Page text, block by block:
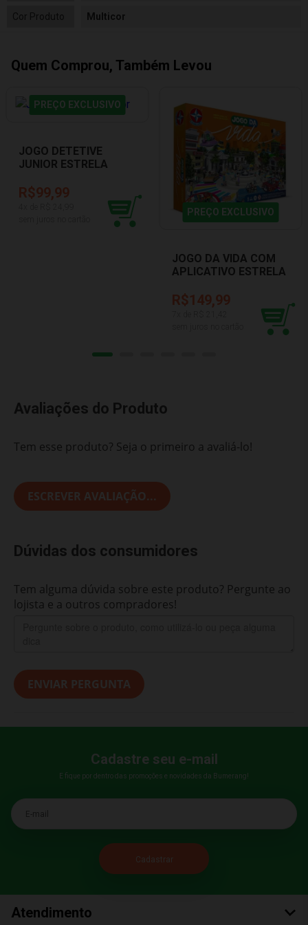
Cor Produto Multicor
Quem Comprou, Também Levou
PREÇO EXCLUSIVO
JOGO DETETIVE
JUNIOR ESTRELA
R$99,99
PREÇO EXCLUSIVO
JOGO DA VIDA COM
APLICATIVO ESTRELA
R$149,99
Avaliações do Produto
Tem esse produto? Seja o primeiro a avaliá-lo!
ESCREVER AVALIAÇÃO...
Dúvidas dos consumidores
Tem alguma dúvida sobre este produto? Pergunte ao
lojista e a outros compradores!
ENVIAR PERGUNTA
Cadastre seu e-mail
E fique por dentro das promoções e novidades da Bumerang!
E-mail
Atendimento